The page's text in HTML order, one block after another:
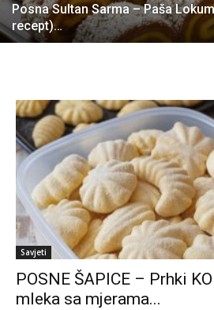
Posna Sultan Sarma – Paša
recept)…
Savjeti
POSNE ŠAPICE – Prhki
mleka sa mjerama...